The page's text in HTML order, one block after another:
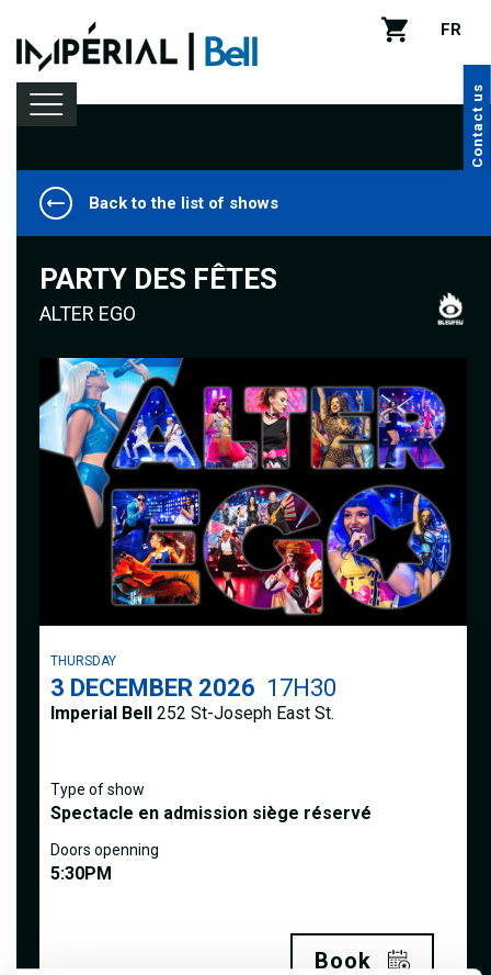
FR
Contact us
Lineup
Venue rental
Handy tips
Back to the list of shows
PARTY DES FÊTES
ALTER EGO
THURSDAY
3 DECEMBER 2026 17H30
Imperial Bell 252 St-Joseph East St.
Type of show
Spectacle en admission siège réservé
Doors openning
5:30PM
Book